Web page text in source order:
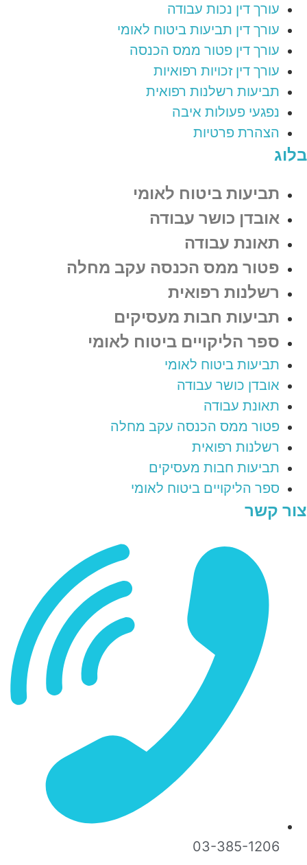
עורך דין נכות עבודה
עורך דין תביעות ביטוח לאומי
עורך דין פטור ממס הכנסה
עורך דין זכויות רפואיות
תביעות רשלנות רפואית
נפגעי פעולות איבה
הצהרת פרטיות
בלוג
תביעות ביטוח לאומי
אובדן כושר עבודה
תאונת עבודה
פטור ממס הכנסה עקב מחלה
רשלנות רפואית
תביעות חבות מעסיקים
ספר הליקויים ביטוח לאומי
תביעות ביטוח לאומי
אובדן כושר עבודה
תאונת עבודה
פטור ממס הכנסה עקב מחלה
רשלנות רפואית
תביעות חבות מעסיקים
ספר הליקויים ביטוח לאומי
צור קשר
03-385-1206